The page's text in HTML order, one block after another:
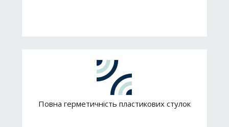
Повна герметичність пластикових стулок